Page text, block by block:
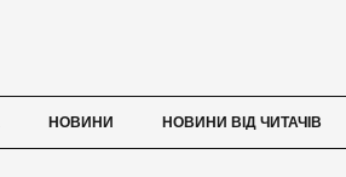
НОВИНИ НОВИНИ ВІД ЧИТАЧІВ